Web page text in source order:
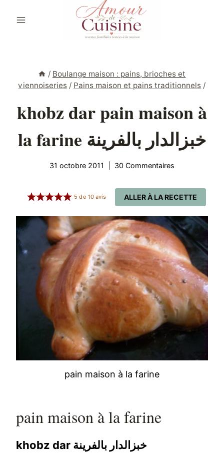
/ Boulange maison : pains, brioches et
viennoiseries / Pains maison et pains traditionnels /
khobz dar pain maison à
la farine خبزالدار بالفرينة
31 octobre 2011 30 Commentaires
ALLER À LA RECETTE
5 de 10avis
pain maison à la farine
pain maison à la farine
khobz dar خبزالدار بالفرينة